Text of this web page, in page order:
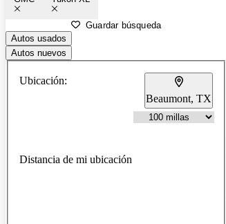
Guardar búsqueda
Autos usados
Autos nuevos
Ubicación:
Beaumont, TX
Distancia de mi ubicación